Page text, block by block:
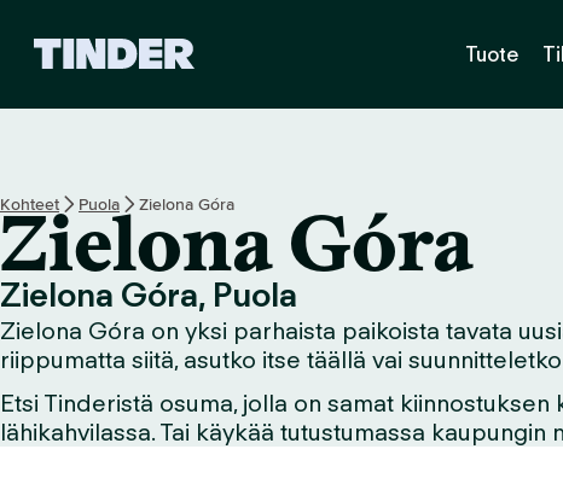
i
n
a
o
i
t
s
s
Tuote
Kohteet Puola Zielona Góra
Zielona Góra
Zielona Góra, Puola
Zielona Góra on yksi parhaista paikoista tavata
riippumatta siitä, asutko itse täällä vai
Etsi Tinderistä osuma, jolla on samat
lähikahvilassa. Tai käykää tutustumassa